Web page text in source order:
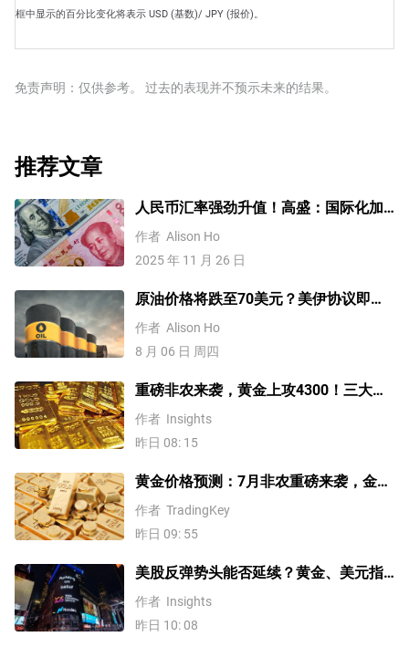
框中显示的百分比变化将表示 USD (基数)/ JPY (报价)。
免责声明：仅供参考。 过去的表现并不预示未来的结果。
推荐文章
人民币汇率强劲升值！高盛：国际化加
速，2026年人民币兑美元升至6.85
作者 Alison Ho
2025 年 11 月 26 日
原油价格将跌至70美元？美伊协议即将
达成，但小心冲突再起
作者 Alison Ho
8 月 06 日 周四
重磅非农来袭，黄金上攻4300！三大因
素预示金价升势有望延续
作者 Insights
昨日 08: 15
黄金价格预测：7月非农重磅来袭，金价
站上4300美元后还能涨吗？
作者 TradingKey
昨日 09: 55
美股反弹势头能否延续？黄金、美元指
数、费半指数、纳指100技术分析
作者 Insights
昨日 10: 08